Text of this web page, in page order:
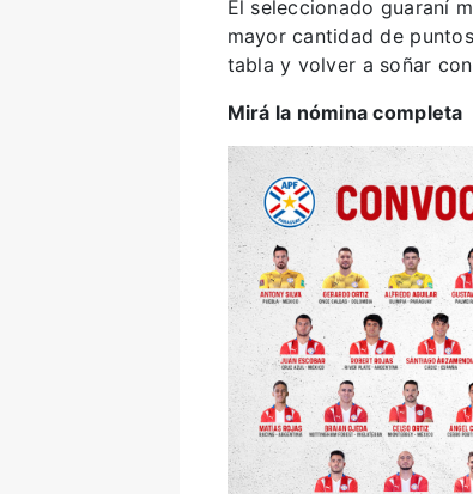
El seleccionado guaraní
mayor cantidad de
tabla y volver a soñar
Mirá la nómina completa